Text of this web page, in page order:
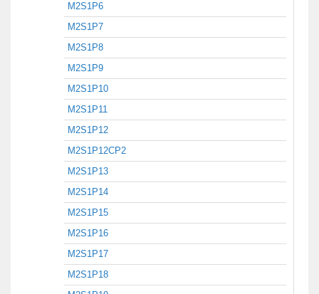
M2S1P6
M2S1P7
M2S1P8
M2S1P9
M2S1P10
M2S1P11
M2S1P12
M2S1P12CP2
M2S1P13
M2S1P14
M2S1P15
M2S1P16
M2S1P17
M2S1P18